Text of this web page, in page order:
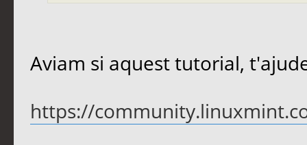
Aviam si aquest tutorial,
https://